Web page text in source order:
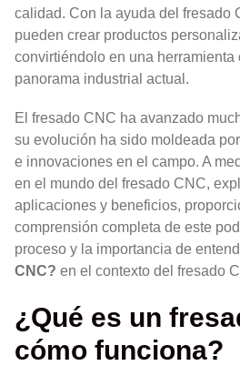
calidad. Con la ayuda del fresado
pueden crear productos
convirtiéndolo en una herramienta
panorama industrial actual.
El fresado CNC ha avanzado
su evolución ha sido moldeada
e innovaciones en el campo. A
en el mundo del fresado CNC,
aplicaciones y beneficios,
comprensión completa de este
proceso y la importancia de
CNC? en el contexto del fresado
¿Qué es un
cómo funciona?